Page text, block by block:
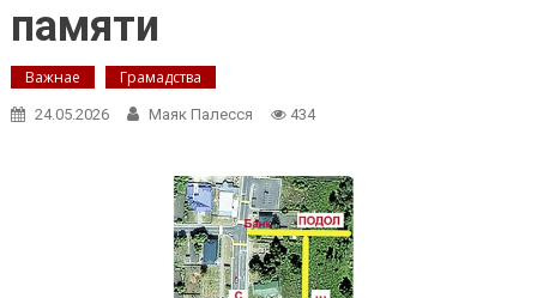
памяти
Важнае Грамадства
24.05.2026 Маяк Палесся 434